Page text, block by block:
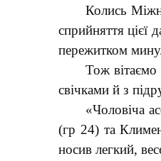
Колись
сприйняття цієї
пережитком
Тож
свічками й з
«Чоловіча
(гр 24) та
носив легкий,